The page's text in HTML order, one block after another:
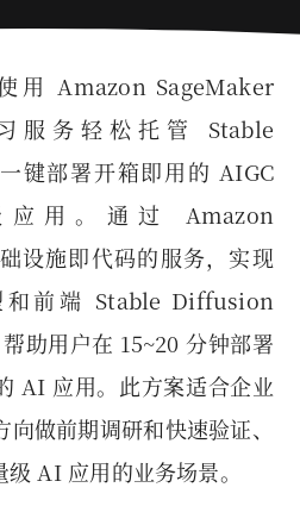
用 Amazon SageMaker
服务轻松托管 Stable
键部署开箱即用的 AIGC
用。通过 Amazon
设施即代码的服务，实现
前端 Stable Diffusion
助用户在 15~20 分钟部署
AI 应用。此方案适合企业
做前期调研和快速验证、
AI 应用的业务场景。